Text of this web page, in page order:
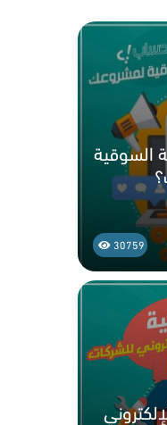
السوقية
30759